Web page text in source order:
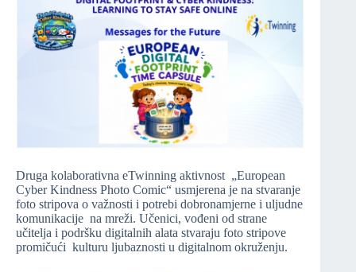
Druga kolaborativna eTwinning aktivnost „European
Cyber Kindness Photo Comic“ usmjerena je na stvaranje
foto stripova o važnosti i potrebi dobronamjerne i uljudne
komunikacije na mreži. Učenici, vođeni od strane
učitelja i podršku digitalnih alata stvaraju foto stripove
promičući kulturu ljubaznosti u digitalnom okruženju.